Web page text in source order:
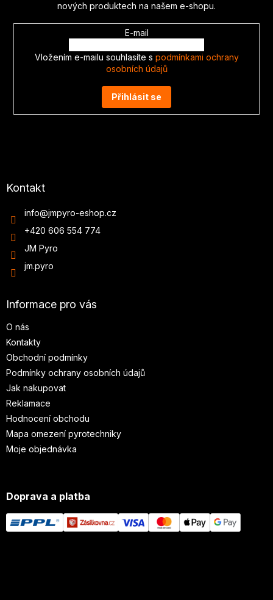
nových produktech na našem e-shopu.
E-mail
Vložením e-mailu souhlasíte s podmínkami ochrany
osobních údajů
Přihlásit se
Kontakt
info@jmpyro-eshop.cz
+420 606 554 774
JM Pyro
jm.pyro
Informace pro vás
O nás
Kontakty
Obchodní podmínky
Podmínky ochrany osobních údajů
Jak nakupovat
Reklamace
Hodnocení obchodu
Mapa omezení pyrotechniky
Moje objednávka
Doprava a platba